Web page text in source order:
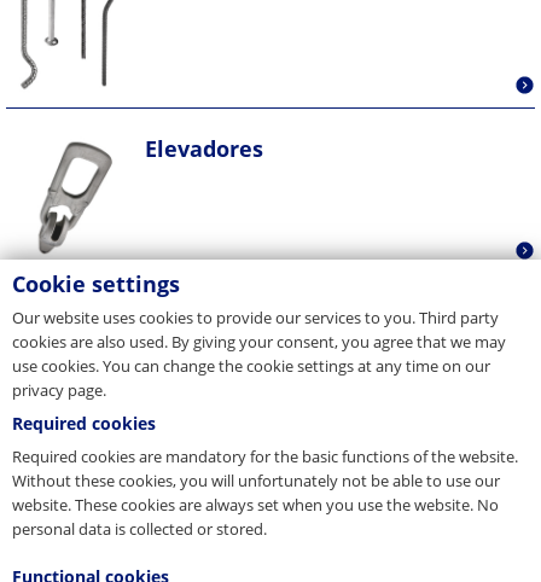
Elevadores
Fijaciones de encofrados
Cookie settings
Our website uses cookies to provide our services to you. Third party
cookies are also used. By giving your consent, you agree that we may
use cookies. You can change the cookie settings at any time on our
privacy page.
Required cookies
Required cookies are mandatory for the basic functions of the website.
Without these cookies, you will unfortunately not be able to use our
website. These cookies are always set when you use the website. No
personal data is collected or stored.
Functional cookies